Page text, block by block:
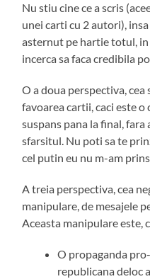
Nu stiu cine ce a scris
unei carti cu 2 autori),
asternut pe hartie totul,
incerca sa faca credibila
O a doua perspectiva,
favoarea cartii, caci este o
suspans pana la final,
sfarsitul. Nu poti sa te
cel putin eu nu m-am
A treia perspectiva, cea
manipulare, de mesajele
Aceasta manipulare este,
O propaganda
republicana deloc